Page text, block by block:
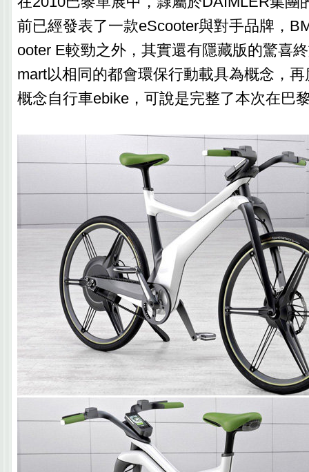
前已經發表了一款eScooter與對手品牌，
ooter E較勁之外，其實還有隱藏版的驚喜
mart以相同的都會環保行動載具為概念，
概念自行車ebike，可說是完整了本次在巴